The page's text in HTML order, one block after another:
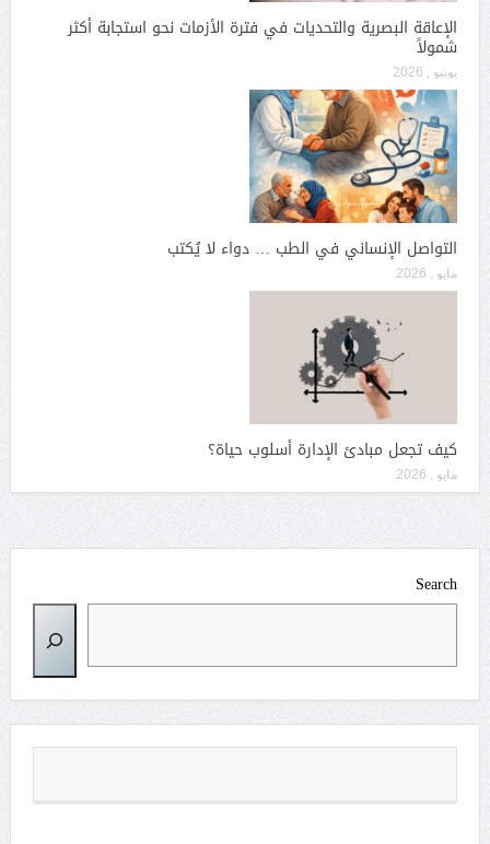
الإعاقة البصرية والتحديات في فترة الأزمات نحو استجابة أكثر
شمولاً
يونيو , 2026
التواصل الإنساني في الطب … دواء لا يُكتب
مايو , 2026
كيف تجعل مبادئ الإدارة أسلوب حياة؟
مايو , 2026
Search